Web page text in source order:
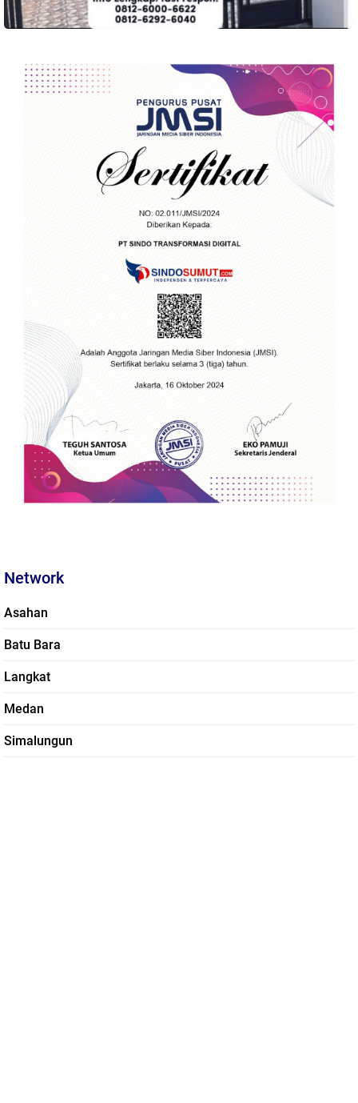
Network
Asahan
Batu Bara
Langkat
Medan
Simalungun